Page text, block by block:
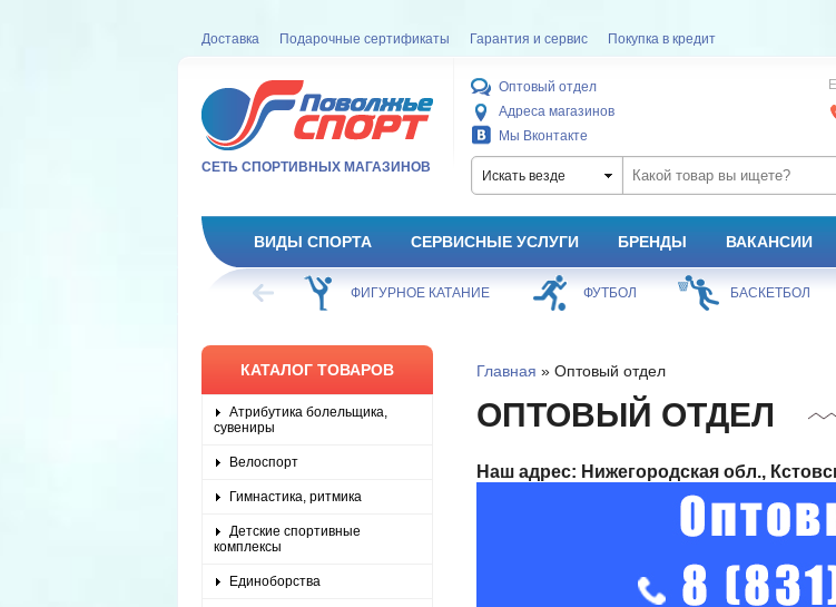
Доставка Подарочные сертификаты Гарантия и сервис Покупка в кредит
СЕТЬ СПОРТИВНЫХ МАГАЗИНОВ
Оптовый отдел
Адреса магазинов
Мы Вконтакте
Искать везде
ВИДЫ СПОРТА СЕРВИСНЫЕ УСЛУГИ БРЕНДЫ ВАКАНСИИ
ХОККЕЙ ФИГУРНОЕ КАТАНИЕ ФУТБОЛ БАСКЕТБОЛ
КАТАЛОГ ТОВАРОВ
Атрибутика болельщика,
сувениры
Велоспорт
Гимнастика, ритмика
Детские спортивные
комплексы
Единоборства
Главная » Оптовый отдел
ОПТОВЫЙ ОТДЕЛ
Наш адрес: Нижегородская обл.,